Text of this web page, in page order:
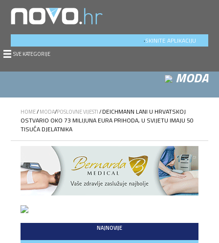
SKINITE APLIKACIJU
.
SVE KATEGORIJE
MODA
HOME/MODA/POSLOVNE VIJESTI/DEICHMANN LANI U HRVATSKOJ
OSTVARIO OKO 73 MILIJUNA EURA PRIHODA, U SVIJETU IMAJU 50
TISUĆA DJELATNIKA
NAJNOVIJE